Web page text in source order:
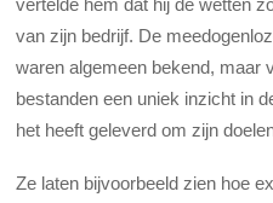
vertelde hem dat hij de wetten
van zijn bedrijf. De
waren algemeen bekend, maar
bestanden een uniek inzicht in
het heeft geleverd om zijn
Ze laten bijvoorbeeld zien hoe